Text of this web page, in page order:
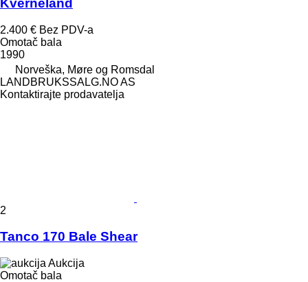
Kverneland
2.400 € Bez PDV-a
Omotač bala
1990
Norveška, Møre og Romsdal
LANDBRUKSSALG.NO AS
Kontaktirajte prodavatelja
2
Tanco 170 Bale Shear
Aukcija
Omotač bala